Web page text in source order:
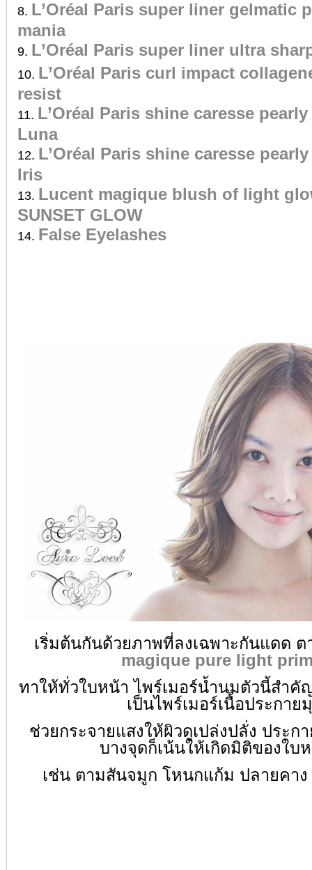
L’Oréal Paris super liner gelmatic
mania
L’Oréal Paris super liner ultra
L’Oréal Paris curl impact
resist
L’Oréal Paris shine caresse pearly
Luna
L’Oréal Paris shine caresse
Iris
Lucent magique blush of light
SUNSET GLOW
False Eyelashes
เริ่มต้นกันด้วยภาพที่ลงเฉพาะกันแดด ต
magique pure light
ทาให้ทั่วใบหน้า ไพร์เมอร์น้ำนมตัวนี้สำคั
เป็นไพร์เมอร์เนื้อประกาย
ช่วยกระจายแสงให้ผิวดูเปล่งปลั่ง ประก
บางจุดก็เน้นให้เกิดมิติของใบ
เช่น ตามสันจมูก โหนกแก้ม ปลายคา